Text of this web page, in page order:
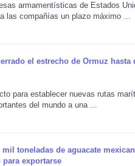
armamentísticas de Estados
las compañías un plazo máximo ...
el estrecho de Ormuz
para establecer nuevas rutas
del mundo a una ...
mil toneladas de aguacate
exportarse